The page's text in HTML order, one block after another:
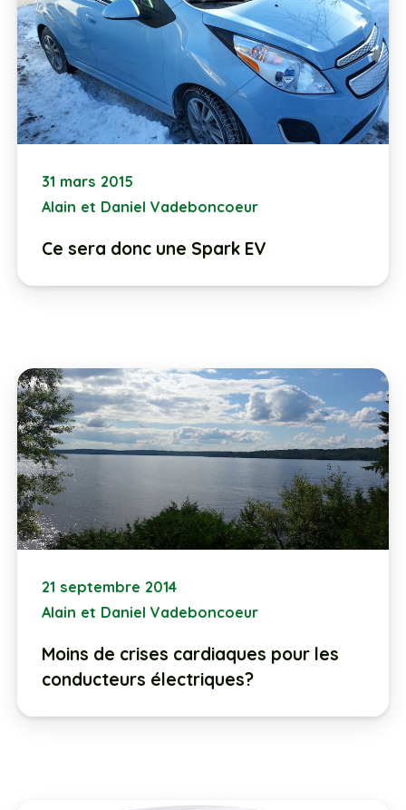
31 mars 2015
Alain et Daniel Vadeboncoeur
Ce sera donc une Spark EV
21 septembre 2014
Alain et Daniel Vadeboncoeur
Moins de crises cardiaques pour les
conducteurs électriques?